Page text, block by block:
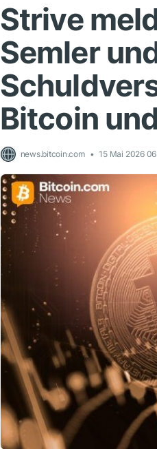
Strive
Semler
Bitcoin
news.bitcoin.com 15 Mai 2026